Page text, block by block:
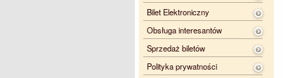
Bilet Elektroniczny
Obsługa interesantów
Sprzedaż biletów
Polityka prywatności